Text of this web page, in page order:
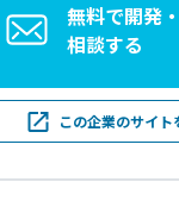
無料で開発
相談する
この企業のサイト